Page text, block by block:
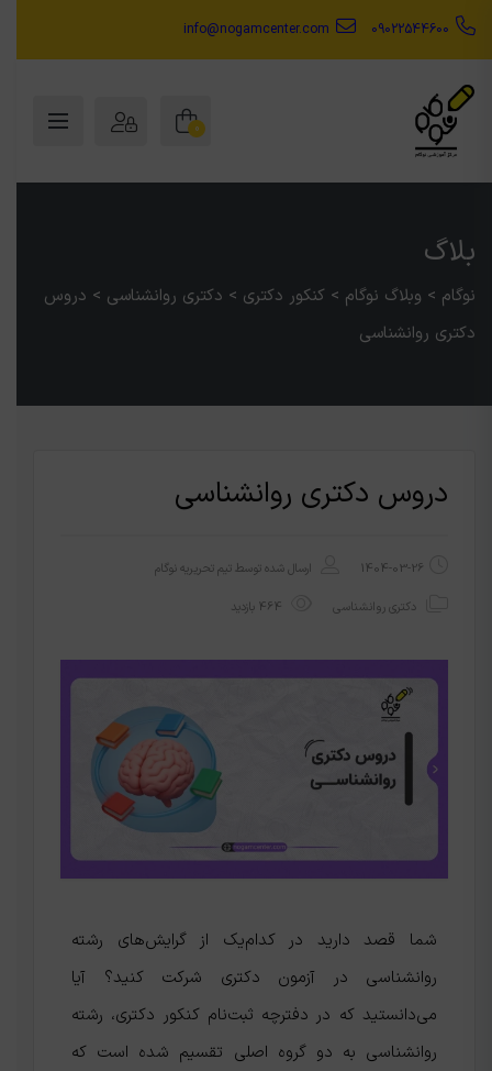
09022544600
info@nogamcenter.com
0
بلاگ
نوگام > وبلاگ نوگام > کنکور دکتری > دکتری روانشناسی > دروس
دکتری روانشناسی
دروس دکتری روانشناسی
1404-03-26 ارسال شده توسط تیم تحریریه نوگام
دکتری روانشناسی
شما قصد دارید در کدام‌یک از گرایش‌های رشته
روانشناسی در آزمون دکتری شرکت کنید؟ آیا
می‌دانستید که در دفترچه ثبت‌نام کنکور دکتری، رشته
روانشناسی به دو گروه اصلی تقسیم شده است که